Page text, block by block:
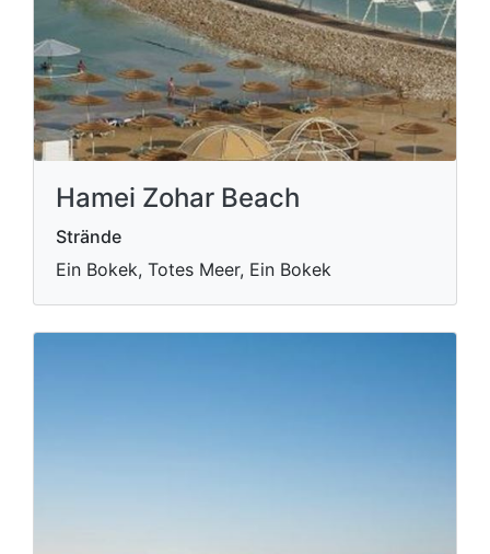
Hamei Zohar Beach
Strände
Ein Bokek, Totes Meer, Ein Bokek